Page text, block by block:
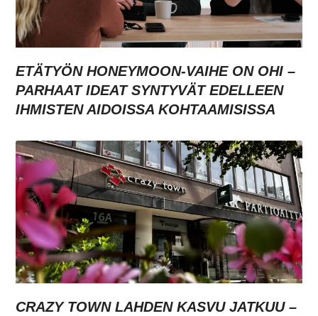
ETÄTYÖN HONEYMOON-VAIHE ON OHI –
PARHAAT IDEAT SYNTYVÄT EDELLEEN
IHMISTEN AIDOISSA KOHTAAMISISSA
CRAZY TOWN LAHDEN KASVU JATKUU –